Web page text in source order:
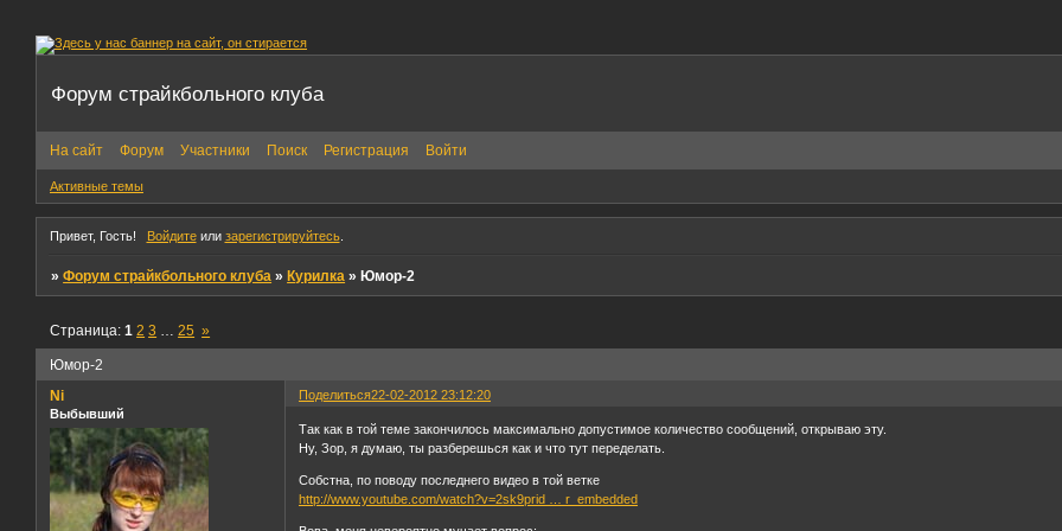
Форум страйкбольного клуба
На сайт Форум Участники Поиск Регистрация Войти
Активные темы
Привет, Гость! Войдитеили зарегистрируйтесь.
»Форум страйкбольного клуба »Курилка »Юмор-2
Юмор-2
Страница:1 2 3 … 25 »
Поделиться22-02-2012 23:12:20
Ni
Выбывший
Так как в той теме закончилось максимально допустимое количество сообщений, открываю эту.
Ну, Зор, я думаю, ты разберешься как и что тут переделать.
Собстна, по поводу последнего видео в той ветке
http://www.youtube.com/watch?v=2sk9prid … r_embedded